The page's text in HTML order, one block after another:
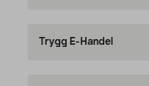
Trygg E-Handel